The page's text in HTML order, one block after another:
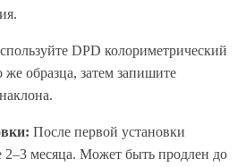
DPD колориметрический
же образца, затем запишите
После первой установки
месяца. Может быть продлен до